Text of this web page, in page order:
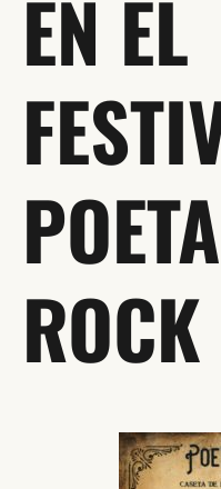
EN EL
ROCK